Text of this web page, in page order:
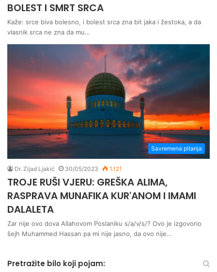
BOLEST I SMRT SRCA
Kaže: srce biva bolesno, i bolest srca zna bit jaka i žestoka, a da
vlasnik srca ne zna da mu…
Savremena pitanja
Dr. Zijad Ljakić 30/05/2023 1.121
TROJE RUŠI VJERU: GREŠKA ALIMA,
RASPRAVA MUNAFIKA KUR'ANOM I IMAMI
DALALETA
Zar nije ovo dova Allahovom Poslaniku s/a/v/s/? Ovo je izgovorio
šejh Muhammed Hassan pa mi nije jasno, da ovo nije…
Pretražite bilo koji pojam: